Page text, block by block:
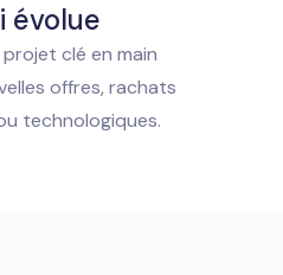
évolue
clé en main
offres, rachats
technologiques.